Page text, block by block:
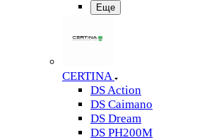
Еще
CERTINA
DS Action
DS Caimano
DS Dream
DS PH200M